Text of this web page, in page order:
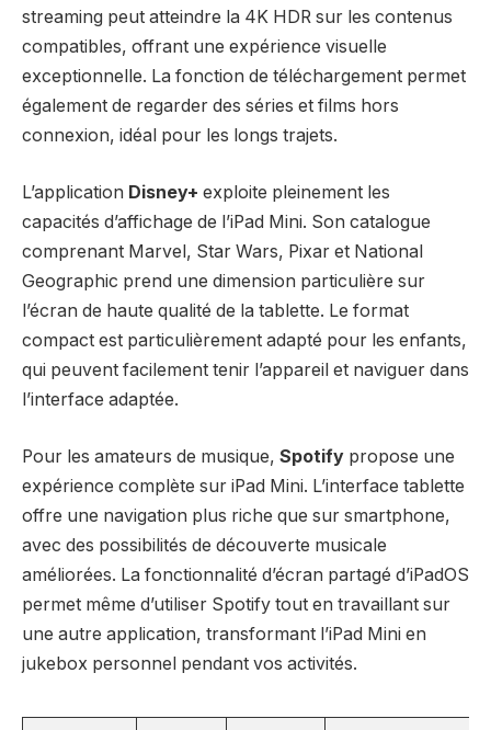
streaming peut atteindre la 4K HDR sur les contenus
compatibles, offrant une expérience visuelle
exceptionnelle. La fonction de téléchargement permet
également de regarder des séries et films hors
connexion, idéal pour les longs trajets.
L’application Disney+ exploite pleinement les
capacités d’affichage de l’iPad Mini. Son catalogue
comprenant Marvel, Star Wars, Pixar et National
Geographic prend une dimension particulière sur
l’écran de haute qualité de la tablette. Le format
compact est particulièrement adapté pour les enfants,
qui peuvent facilement tenir l’appareil et naviguer dans
l’interface adaptée.
Pour les amateurs de musique, Spotify propose une
expérience complète sur iPad Mini. L’interface tablette
offre une navigation plus riche que sur smartphone,
avec des possibilités de découverte musicale
améliorées. La fonctionnalité d’écran partagé d’iPadOS
permet même d’utiliser Spotify tout en travaillant sur
une autre application, transformant l’iPad Mini en
jukebox personnel pendant vos activités.